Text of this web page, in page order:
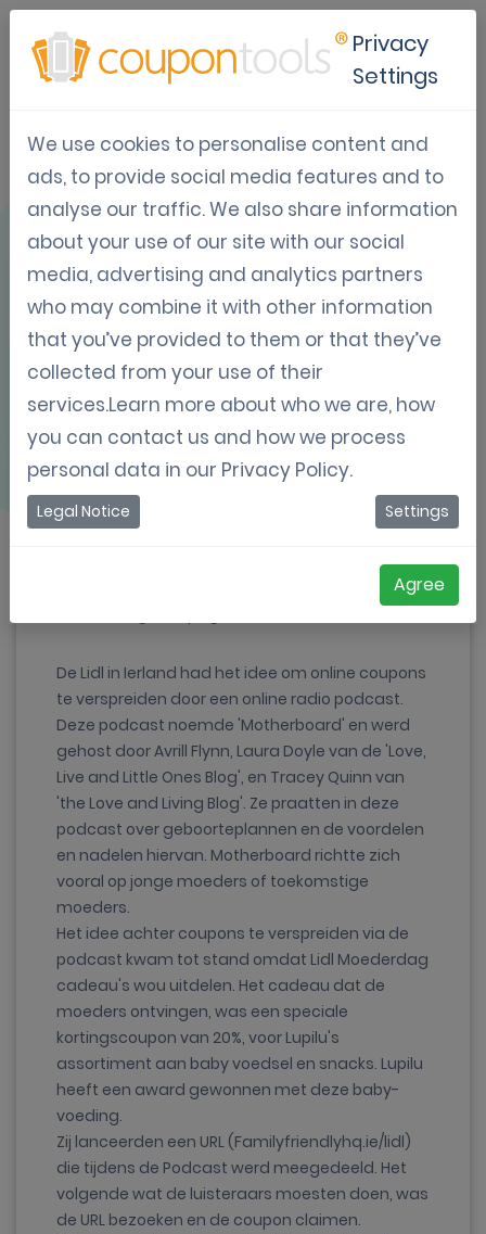
Gebruikscase:
Lidl - Moederdag
Lidl is een grote en bekende supermarktketen in
dan 23 landen was het voor ons, Coupontools,
De Lidl in Ierland had het idee om online coupons
te verspreiden door een online radio podcast.
Deze podcast noemde 'Motherboard' en werd
gehost door Avrill Flynn, Laura Doyle van de 'Love,
Live and Little Ones Blog', en Tracey Quinn van
'the Love and Living Blog'. Ze praatten in deze
podcast over geboorteplannen en de voordelen
en nadelen hiervan. Motherboard richtte zich
vooral op jonge moeders of toekomstige
moeders.
Het idee achter coupons te verspreiden via de
podcast kwam tot stand omdat Lidl Moederdag
cadeau's wou uitdelen. Het cadeau dat de
moeders ontvingen, was een speciale
kortingscoupon van 20%, voor Lupilu's
assortiment aan baby voedsel en snacks. Lupilu
heeft een award gewonnen met deze baby-
voeding.
Zij lanceerden een URL (Familyfriendlyhq.ie/lidl)
die tijdens de Podcast werd meegedeeld. Het
volgende wat de luisteraars moesten doen, was
de URL bezoeken en de coupon claimen.
Privacy
Settings
We use cookies to personalise content and
ads, to provide social media features and to
analyse our traffic. We also share information
about your use of our site with our social
media, advertising and analytics partners
who may combine it with other information
that you’ve provided to them or that they’ve
collected from your use of their
services.Learn more about who we are, how
you can contact us and how we process
personal data in our Privacy Policy.
Legal Notice Settings
Agree